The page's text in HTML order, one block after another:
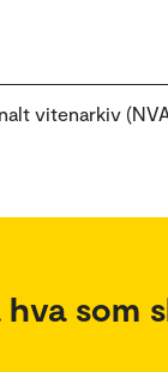
vitenarkiv
som